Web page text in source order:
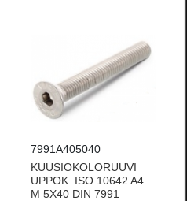
7991A405040
KUUSIOKOLORUUVI
UPPOK. ISO 10642 A4
M 5X40 DIN 7991